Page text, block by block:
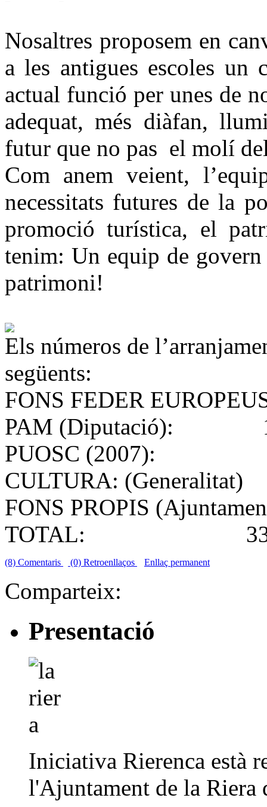
Nosaltres proposem en
a les antigues escoles un
actual funció per unes de
adequat, més diàfan,
futur que no pas el molí
Com anem veient,
necessitats futures de la
promoció turística, el
tenim: Un equip de
patrimoni!
Els números de
següents:
FONS FEDER
PAM (Diputació):
PUOSC (2007):
CULTURA:
FONS PROPIS
TOTAL:
(8) Comentaris (0) Retroenllaços Enllaç permanent
Comparteix:
Presentació
Iniciativa Rierenca està
l'Ajuntament de la Riera